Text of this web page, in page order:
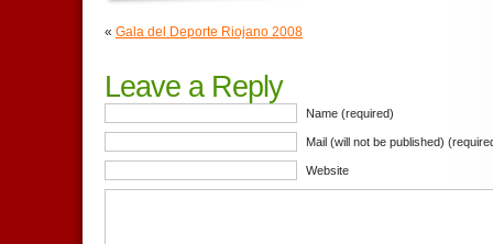
« Gala del Deporte Riojano 2008
Leave a Reply
Name (required)
Mail (will not be published)
Website